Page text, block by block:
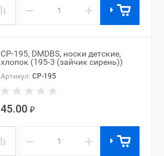
− +
CP-195, DMDBS, носки детские,
хлопок (195-3 (зайчик сирень))
Артикул: CP-195
45.00 ₽
− +